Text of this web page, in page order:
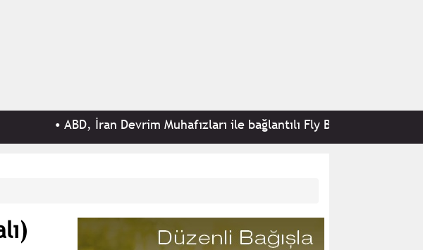
ABD, İran Devrim Muhafızları ile bağlantılı Fly Baghdad ve iki uçağa